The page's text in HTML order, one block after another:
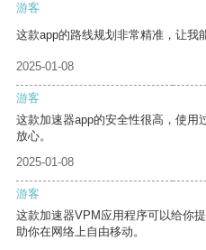
游客
这款app的路线规划非常精准，让我
2025-01-08
游客
这款加速器app的安全性很高，使用
放心。
2025-01-08
游客
这款加速器VPM应用程序可以给你
助你在网络上自由移动。